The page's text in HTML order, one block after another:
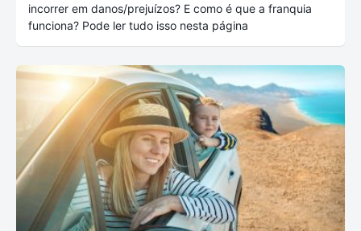
incorrer em danos/prejuízos? E como é que a franquia
funciona? Pode ler tudo isso nesta página